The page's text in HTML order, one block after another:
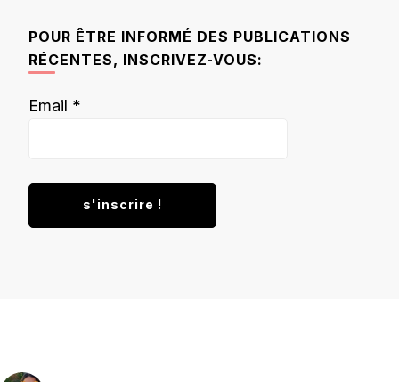
POUR ÊTRE INFORMÉ DES PUBLICATIONS
RÉCENTES, INSCRIVEZ-VOUS:
Email *